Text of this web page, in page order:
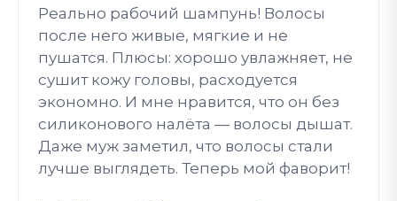
Реально рабочий шампунь! Волосы
после него живые, мягкие и не
пушатся. Плюсы: хорошо увлажняет, не
сушит кожу головы, расходуется
экономно. И мне нравится, что он без
силиконового налёта — волосы дышат.
Даже муж заметил, что волосы стали
лучше выглядеть. Теперь мой фаворит!